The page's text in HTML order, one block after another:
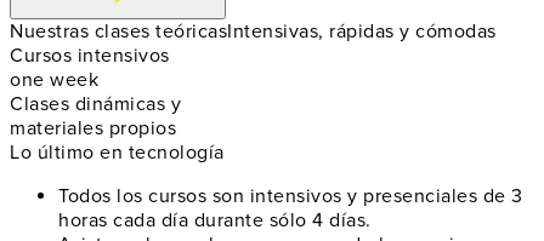
Nuestras clases teóricasIntensivas, rápidas y cómodas
Cursos intensivos
one week
Clases dinámicas y
materiales propios
Lo último en tecnología
Todos los cursos son intensivos y presenciales de 3
horas cada día durante sólo 4 días.